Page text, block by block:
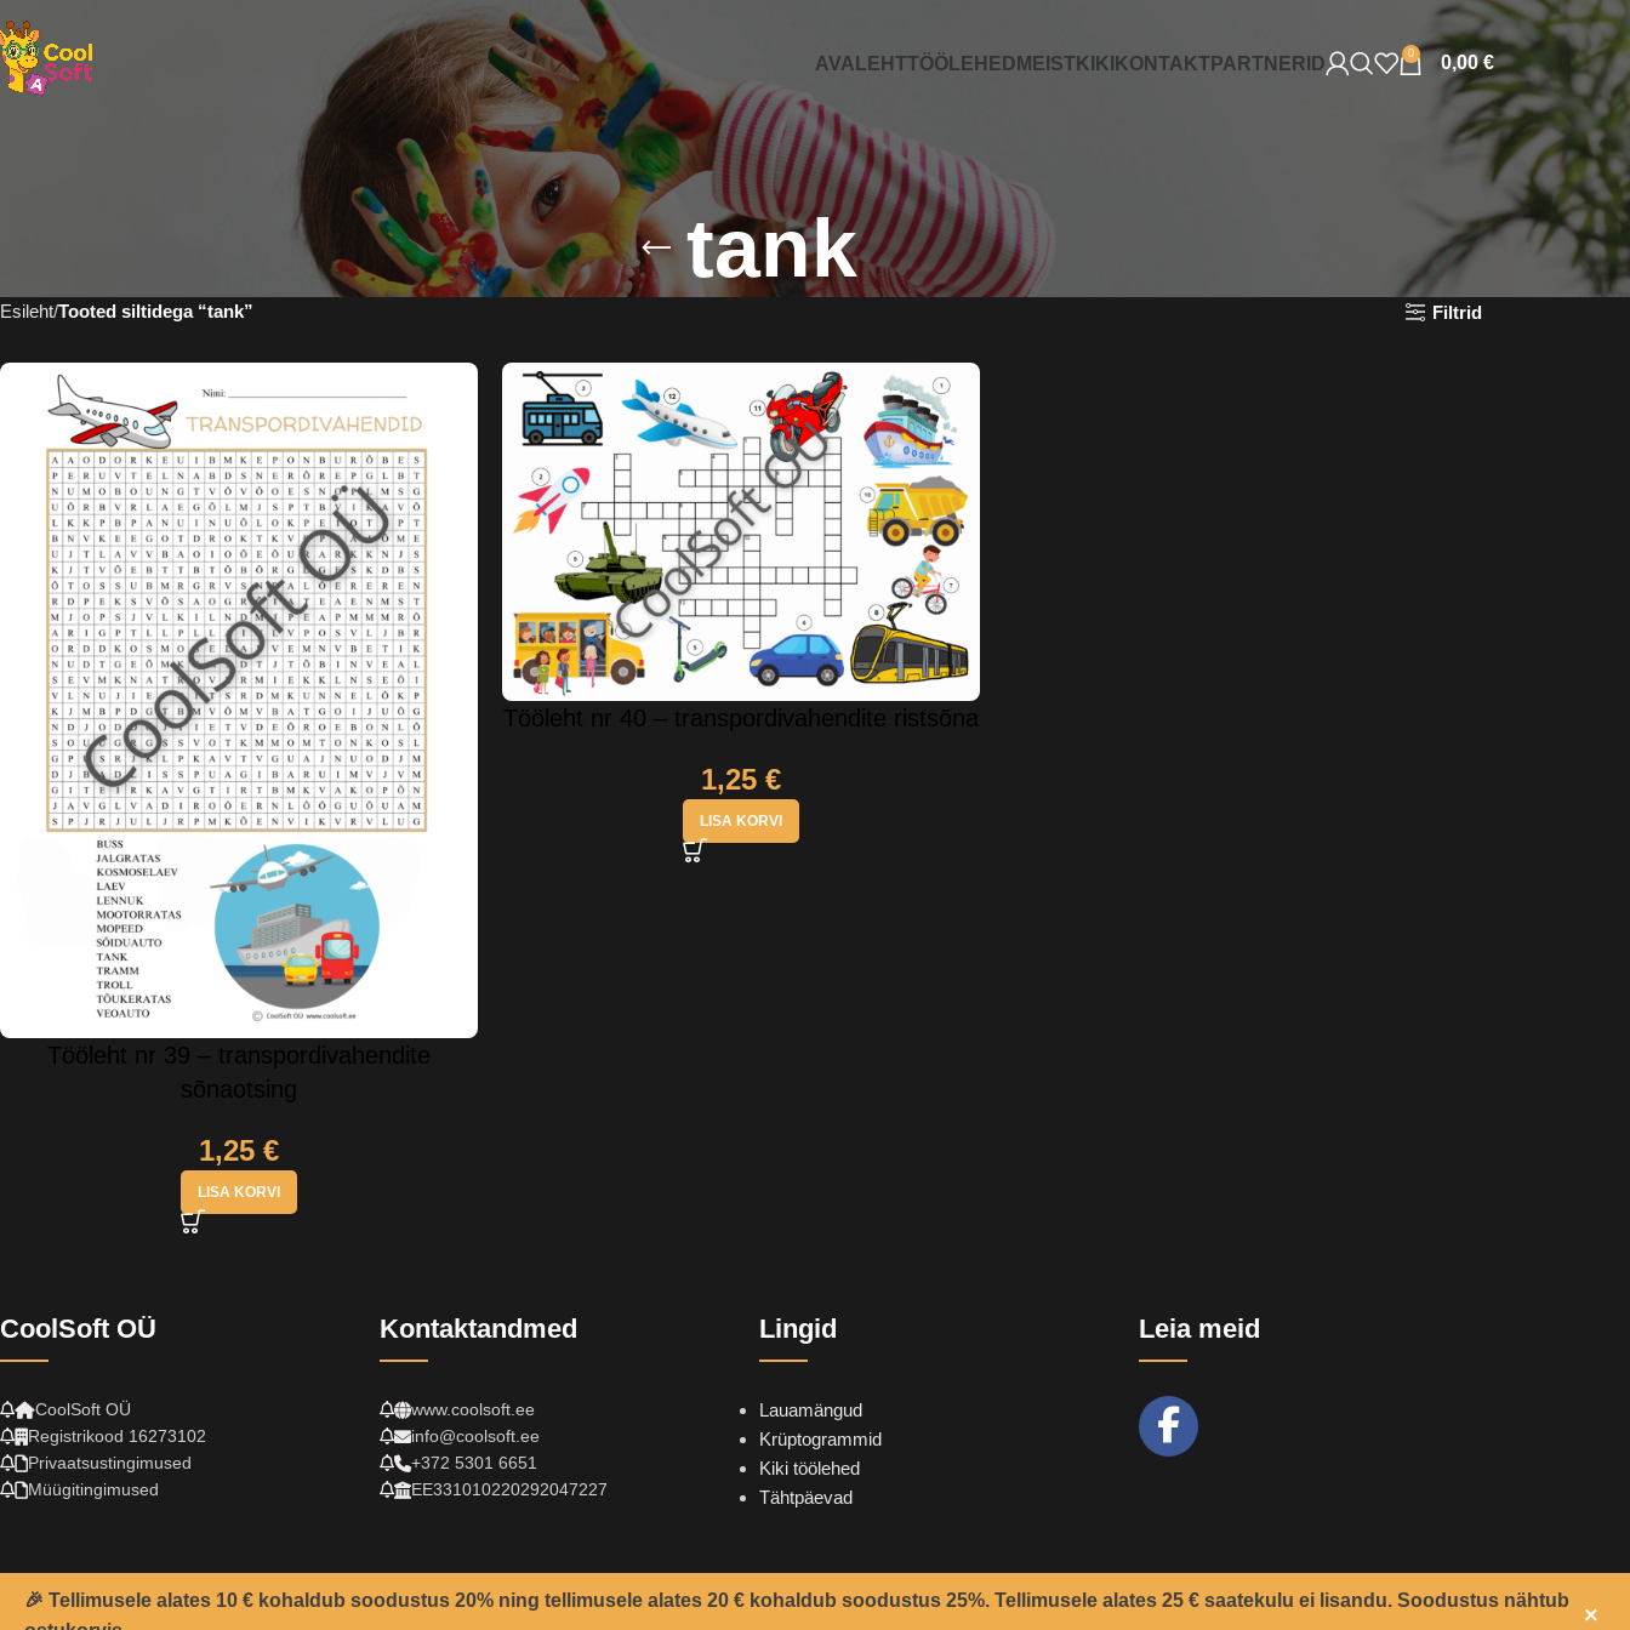
AVALEHTTÖÖLEHED MEISTKIKI KONTAKTPARTNERID 0 0,00€
tank
Esileht Tooted siltidega “tank” Filtrid
Tööleht nr 39 – transpordivahendite
sõnaotsing
1,25 €
LISA KORVI
Tööleht nr 40 – transpordivahendite ristsõna
1,25 €
LISA KORVI
CoolSoft OÜ
CoolSoft OÜ
Registrikood 16273102
Privaatsustingimused
Müügitingimused
Kontaktandmed
www.coolsoft.ee
info@coolsoft.ee
+372 5301 6651
EE331010220292047227
Lingid
Lauamängud
Krüptogrammid
Kiki töölehed
Tähtpäevad
Leia meid
🎉 Tellimusele alates 10 € kohaldub soodustus 20% ning tellimusele alates 20 € kohaldub soodustus 25%. Tellimusele alates 25 € saatekulu ei lisandu. Soodustus nähtub
×